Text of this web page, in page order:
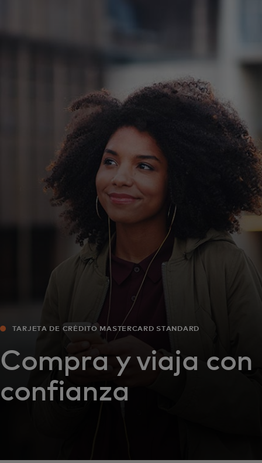
Para el mundo
Para innovadores
Noticias y tendencias
TARJETA DE CRÉDITO MASTERCARD STANDARD
Compra y viaja con
confianza